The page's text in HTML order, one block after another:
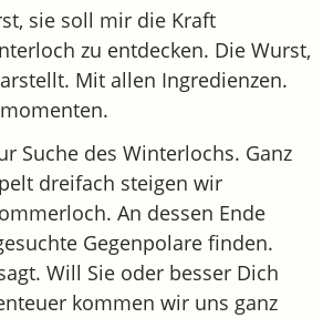
sie soll mir die Kraft
zu entdecken. Die Wurst,
Mit allen Ingredienzen.
Suche des Winterlochs. Ganz
dreifach steigen wir
An dessen Ende
Gegenpolare finden.
Will Sie oder besser Dich
kommen wir uns ganz